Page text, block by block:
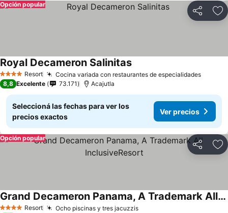
Compartir
Opción popular
4 EstrellasResort Cocina variada con restaurantes de especialidades
Royal Decameron Salinitas
8,8 Excelente 73.171 Acajutla
Seleccioná las fechas para ver los
precios exactos
Ver precios
Compartir
Opción popular
4 EstrellasResort Ocho piscinas y tres jacuzzis
Grand Decameron Panama, A Trademark All InclusiveResort